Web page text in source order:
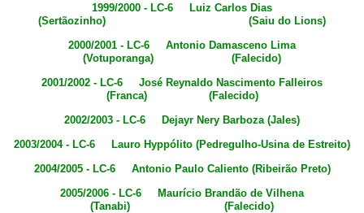
1999/2000 - LC-6 Luiz Carlos Dias
(Sertãozinho) (Saiu do Lions)
2000/2001 - LC-6 Antonio Damasceno Lima
(Votuporanga) (Falecido)
2001/2002 - LC-6 José Reynaldo Nascimento Falleiros
(Franca) (Falecido)
2002/2003 - LC-6 Dejayr Nery Barboza (Jales)
2003/2004 - LC-6 Lauro Hyppólito (Pedregulho-Usina de Estreito)
2004/2005 - LC-6 Antonio Paulo Caliento (Ribeirão Preto)
2005/2006 - LC-6 Maurício Brandão de Vilhena
(Tanabi) (Falecido)